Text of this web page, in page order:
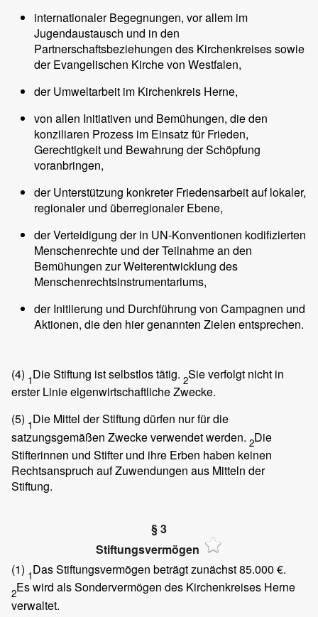
internationaler Begegnungen, vor allem im
Jugendaustausch und in den
Partnerschaftsbeziehungen des Kirchenkreises sowie
der Evangelischen Kirche von Westfalen,
der Umweltarbeit im Kirchenkreis Herne,
von allen Initiativen und Bemühungen, die den
konziliaren Prozess im Einsatz für Frieden,
Gerechtigkeit und Bewahrung der Schöpfung
voranbringen,
der Unterstützung konkreter Friedensarbeit auf lokaler,
regionaler und überregionaler Ebene,
der Verteidigung der in UN-Konventionen kodifizierten
Menschenrechte und der Teilnahme an den
Bemühungen zur Weiterentwicklung des
Menschenrechtsinstrumentariums,
der Initiierung und Durchführung von Campagnen und
Aktionen, die den hier genannten Zielen entsprechen.
(4) 1Die Stiftung ist selbstlos tätig. 2Sie verfolgt nicht in
erster Linie eigenwirtschaftliche Zwecke.
(5) 1Die Mittel der Stiftung dürfen nur für die
satzungsgemäßen Zwecke verwendet werden. 2Die
Stifterinnen und Stifter und ihre Erben haben keinen
Rechtsanspruch auf Zuwendungen aus Mitteln der
Stiftung.
§ 3
Stiftungsvermögen
(1) 1Das Stiftungsvermögen beträgt zunächst 85.000 €.
2Es wird als Sondervermögen des Kirchenkreises Herne
verwaltet.